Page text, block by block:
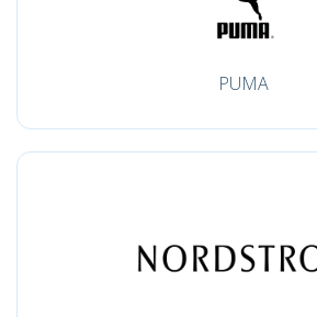
PUMA